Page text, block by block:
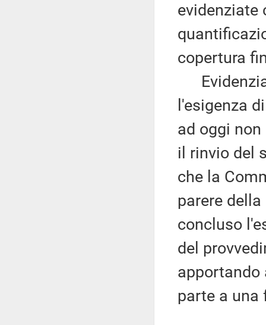
copertura
Evidenzia
l'esigenza
ad oggi
il rinvio del
che la
parere
concluso
del
apportando
parte a una